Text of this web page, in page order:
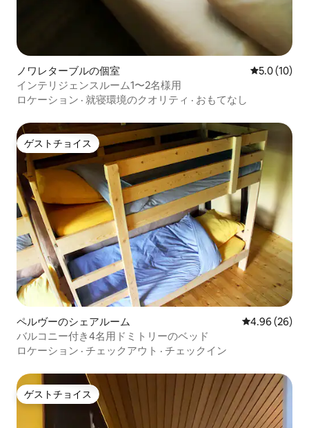
ノワレターブルの個室 レビュー10
5.0 (10)
インテリジェンスルーム1〜2名様用
ロケーション · 就寝環境のクオリティ · おもてなし
ゲストチョイス
ゲストチョイス
ペルヴーのシェアルーム レビュー26
4.96 (26)
バルコニー付き4名用ドミトリーのベッド
ロケーション · チェックアウト · チェックイン
ゲストチョイス
ゲストチョイス